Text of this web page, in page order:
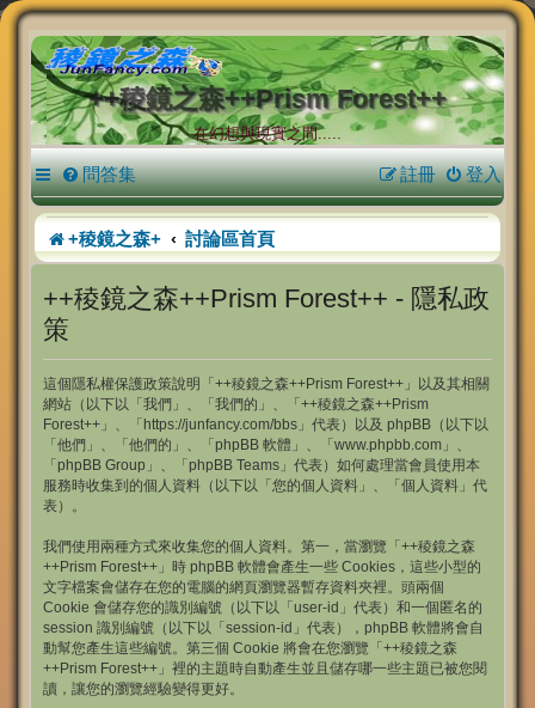
++稜鏡之森++Prism Forest++
在幻想與現實之間.....
問答集 登入
註冊
+稜鏡之森+ 討論區首頁
++稜鏡之森++Prism Forest++ - 隱私政
策
這個隱私權保護政策說明「++稜鏡之森++Prism Forest++」以及其相關
網站（以下以「我們」、「我們的」、「++稜鏡之森++Prism
Forest++」、「https://junfancy.com/bbs」代表）以及 phpBB（以下以
「他們」、「他們的」、「phpBB 軟體」、「www.phpbb.com」、
「phpBB Group」、「phpBB Teams」代表）如何處理當會員使用本
服務時收集到的個人資料（以下以「您的個人資料」、「個人資料」代
表）。
我們使用兩種方式來收集您的個人資料。第一，當瀏覽「++稜鏡之森
++Prism Forest++」時 phpBB 軟體會產生一些 Cookies，這些小型的
文字檔案會儲存在您的電腦的網頁瀏覽器暫存資料夾裡。頭兩個
Cookie 會儲存您的識別編號（以下以「user-id」代表）和一個匿名的
session 識別編號（以下以「session-id」代表），phpBB 軟體將會自
動幫您產生這些編號。第三個 Cookie 將會在您瀏覽「++稜鏡之森
++Prism Forest++」裡的主題時自動產生並且儲存哪一些主題已被您閱
讀，讓您的瀏覽經驗變得更好。